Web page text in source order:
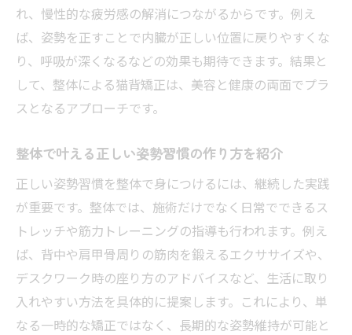
整体通院と自宅ケアで猫背改善を加速させ
る秘訣
日常生活に取り入れやすい整体式姿勢改善
ポイント
整体の専門家が教える猫背予防の習慣づく
整体とセルフケアの組み合わせ効果を徹底
解説
猫背改善に役立つ整体アドバイスの実践方
法
整体院選びで押さえたい猫背矯正の重要チ
ェック項目
れ、慢性的な疲労感の解消につながるからです。例え
ば、姿勢を正すことで内臓が正しい位置に戻りやすくな
り、呼吸が深くなるなどの効果も期待できます。結果と
して、整体による猫背矯正は、美容と健康の両面でプラ
スとなるアプローチです。
整体で叶える正しい姿勢習慣の作り方を紹介
正しい姿勢習慣を整体で身につけるには、継続した実践
が重要です。整体では、施術だけでなく日常でできるス
トレッチや筋力トレーニングの指導も行われます。例え
ば、背中や肩甲骨周りの筋肉を鍛えるエクササイズや、
デスクワーク時の座り方のアドバイスなど、生活に取り
入れやすい方法を具体的に提案します。これにより、単
なる一時的な矯正ではなく、長期的な姿勢維持が可能と